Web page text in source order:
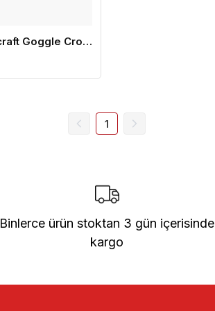
MTS %100 Racecraft Goggle Cross Gözlük Kırmızı Beyaz
1
Binlerce ürün stoktan 3 gün içerisinde
kargo